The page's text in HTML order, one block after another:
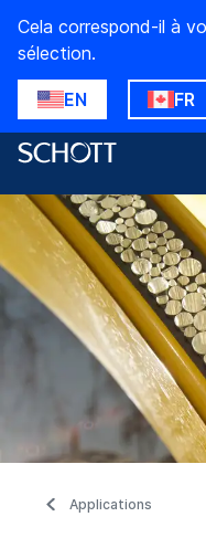
Cela correspond-il à
sélection.
EN FR
Applications